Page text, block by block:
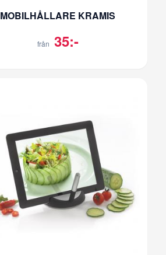
MOBILHÅLLARE KRAMIS
från 35:-